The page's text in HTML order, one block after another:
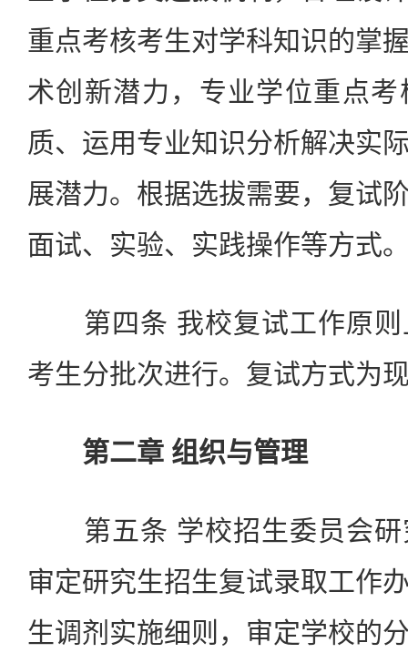
重点考核考生对学科知识的掌
术创新潜力，专业学位重点
质、运用专业知识分析解决实
展潜力。根据选拔需要，复试
面试、实验、实践操作等方式
第四条 我校复试工作原则
考生分批次进行。复试方式为
第二章 组织与管理
第五条 学校招生委员会研
审定研究生招生复试录取工作
生调剂实施细则，审定学校的